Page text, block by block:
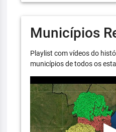
Municípios
Playlist com vídeos do
municípios de todos os